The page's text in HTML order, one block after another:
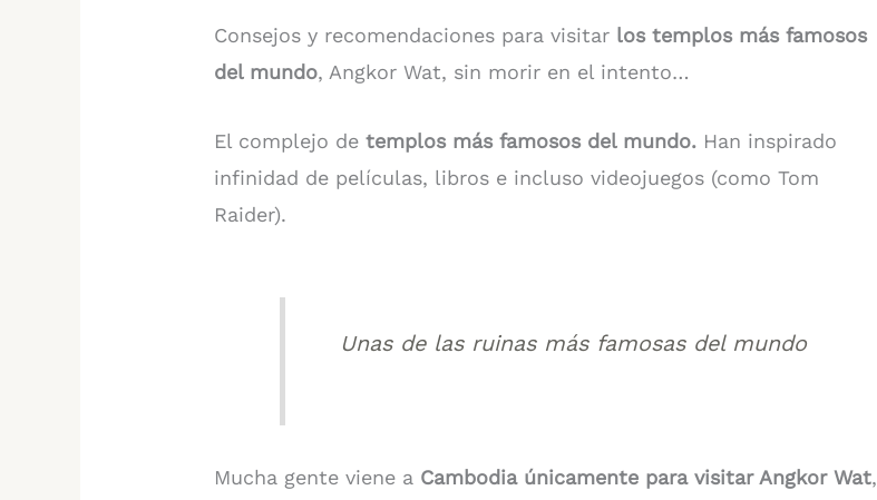
Consejos y recomendaciones para visitar los templos más famosos
del mundo, Angkor Wat, sin morir en el intento…
El complejo detemplos más famosos del mundo. Han inspirado
infinidad de películas, libros e incluso videojuegos (como Tom
Raider).
Unas de las ruinas más famosas del mundo
Mucha gente viene a Cambodia únicamente para visitar Angkor Wat,